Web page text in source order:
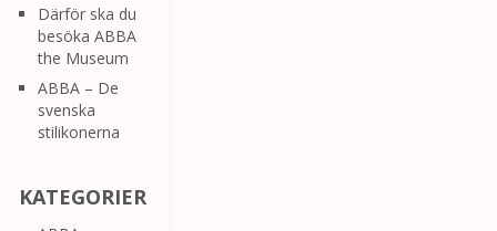
Därför ska du
besöka ABBA
the Museum
ABBA – De
svenska
stilikonerna
KATEGORIER